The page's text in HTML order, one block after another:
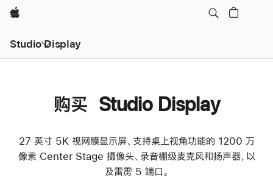
Apple
Studio Display
购买 Studio Display
27 英寸 5K 视网膜显示屏、支持桌上视角功能的 1200 万
像素 Center Stage 摄像头、录音棚级麦克风和扬声器，以
及雷雳 5 端口。